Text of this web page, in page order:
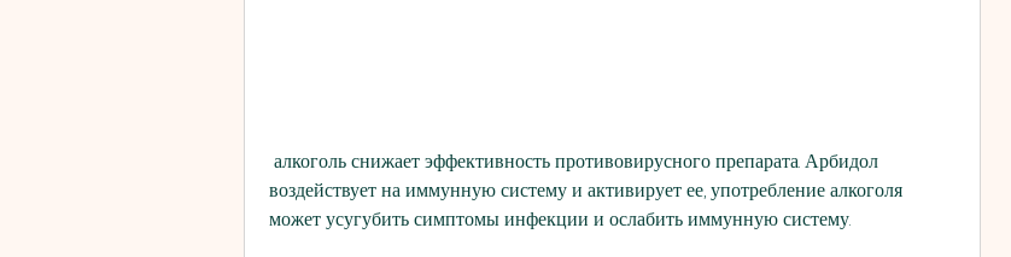
воздействует на иммунную систему и активирует ее, употребление алкоголя
может усугубить симптомы инфекции и ослабить иммунную систему.